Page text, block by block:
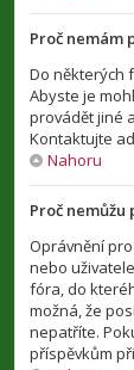
Proč nemám
Do některých
Abyste je
provádět jiné
Kontaktujte
Nahoru
Proč
Oprávnění
nebo
fóra, do
možná, že
nepatříte.
příspěvkům